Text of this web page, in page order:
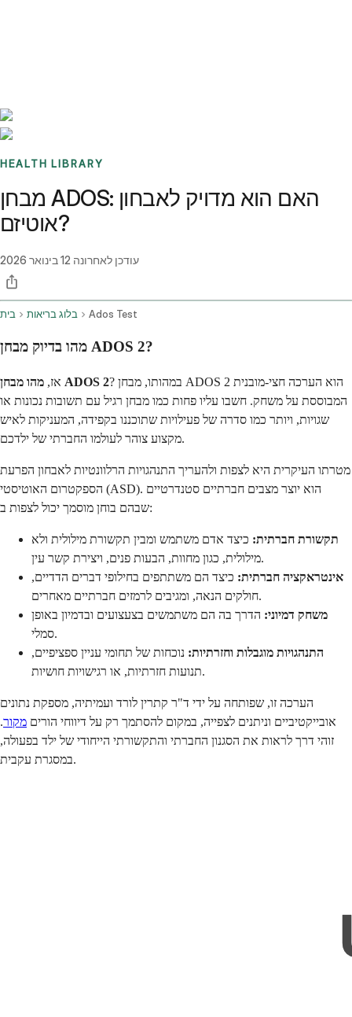
HEALTH LIBRARY
מבחן ADOS: האם הוא מדויק לאבחון
אוטיזם?
עודכן לאחרונה 12 בינואר 2026
בית בלוג בריאות Ados Test
מהו בדיוק מבחן ADOS 2?
אז, מהו מבחן ADOS 2? במהותו, מבחן ADOS 2 הוא הערכה חצי-מובנית
המבוססת על משחק. חשבו עליו פחות כמו מבחן רגיל עם תשובות נכונות או
שגויות, ויותר כמו סדרה של פעילויות שתוכננו בקפידה, המעניקות לאיש
מקצוע צוהר לעולמו החברתי של ילדכם.
מטרתו העיקרית היא לצפות ולהעריך התנהגויות הרלוונטיות לאבחון הפרעת
הספקטרום האוטיסטי (ASD). הוא יוצר מצבים חברתיים סטנדרטיים
שבהם בוחן מוסמך יכול לצפות ב:
תקשורת חברתית: כיצד אדם משתמש ומבין תקשורת מילולית ולא
מילולית, כגון מחוות, הבעות פנים, ויצירת קשר עין.
אינטראקציה חברתית: כיצד הם משתתפים בחילופי דברים הדדיים,
חולקים הנאה, ומגיבים לרמזים חברתיים מאחרים.
משחק דמיוני: הדרך בה הם משתמשים בצעצועים ובדמיון באופן
סמלי.
התנהגויות מוגבלות וחזרתיות: נוכחות של תחומי עניין ספציפיים,
תנועות חזרתיות, או רגישויות חושיות.
הערכה זו, שפותחה על ידי ד"ר קתרין לורד ועמיתיה, מספקת נתונים
אובייקטיביים וניתנים לצפייה, במקום להסתמך רק על דיווחי הורים מקור.
זוהי דרך לראות את הסגנון החברתי והתקשורתי הייחודי של ילד בפעולה,
במסגרת עקבית.